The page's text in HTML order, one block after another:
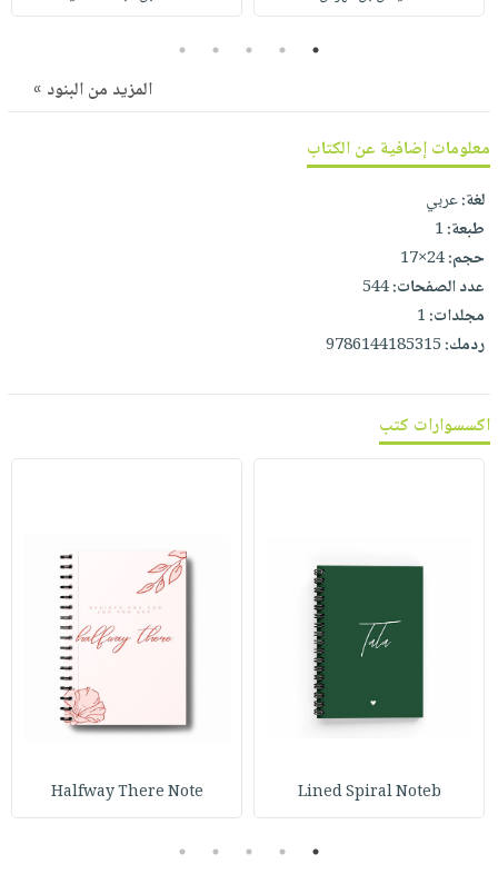
صابون
فيديوهات
طرحها
خدمات
وفرات
انشر
كتابك
تواصل
معنا
نشرة
الإصدارات
1
2
3
4
5
المزيد من البنود »
معلومات إضافية عن الكتاب
لغة:عربي
طبعة:1
حجم:24×17
عدد الصفحات:544
مجلدات:1
ردمك:9786144185315
اكسسوارات كتب
Lined Spiral Noteb
Halfway There Note
1
2
3
4
5